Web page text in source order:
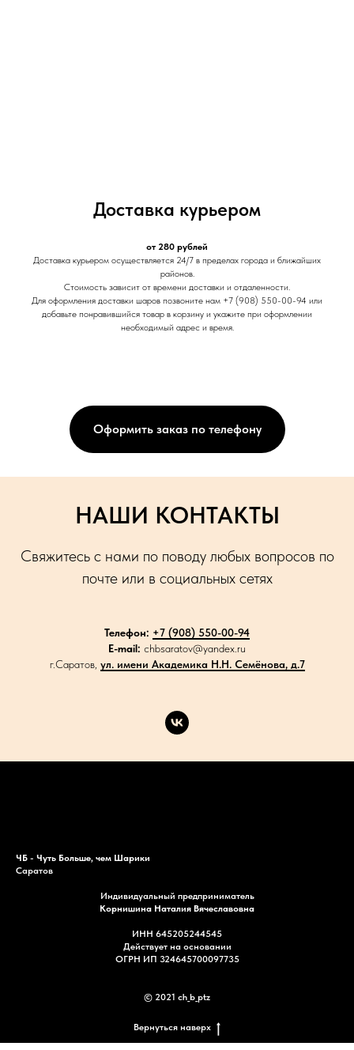
Доставка курьером
от 280 рублей
Доставка курьером осуществляется 24/7 в пределах города и ближайших
районов.
Стоимость зависит от времени доставки и отдаленности.
Для оформления доставки шаров позвоните нам +7 (908) 550-00-94 или
добавьте понравившийся товар в корзину и укажите при оформлении
необходимый адрес и время.
Оформить заказ по телефону
НАШИ КОНТАКТЫ
Свяжитесь с нами по поводу любых вопросов по
почте или в социальных сетях
Телефон: +7 (908) 550-00-94
E-mail: chbsaratov@yandex.ru
г.Саратов, ул. имени Академика Н.Н. Семёнова, д.7
ЧБ - Чуть Больше, чем Шарики
Саратов
Индивидуальный предприниматель
Корнишина Наталия Вячеславовна
ИНН 645205244545
Действует на основании
ОГРН ИП 324645700097735
© 2021 ch_b_ptz
Вернуться наверх